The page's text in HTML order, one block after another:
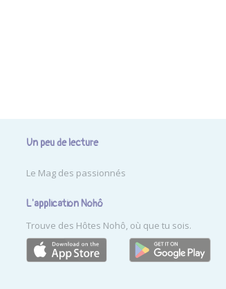
Un peu de lecture
Le Mag des passionnés
L'application Nohô
Trouve des Hôtes Nohô, où que tu sois.